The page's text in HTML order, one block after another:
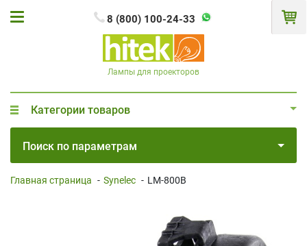
8 (800) 100-24-33
Лампы для проекторов
Категории товаров
Поиск по параметрам
Главная страница - Synelec - LM-800B